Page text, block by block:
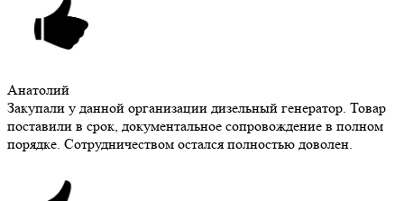
Анатолий
Закупали у данной организации дизельный генератор. Товар
поставили в срок, документальное сопровождение в полном
порядке. Сотрудничеством остался полностью доволен.